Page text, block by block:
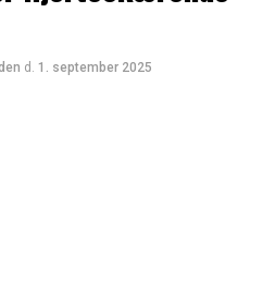
d. 1. september 2025